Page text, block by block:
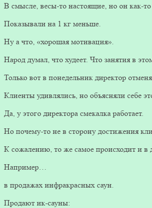
В смысле, весы-то настоящие, но он как-
Показывали на 1 кг меньше.
Ну а что, «хорошая мотивация».
Народ думал, что худеет. Что занятия в
Только вот в понедельник директор
Клиенты удивлялись, но объясняли себе
Да, у этого директора смекалка работает.
Но почему-то не в сторону достижения
К сожалению, то же самое происходит и в
Например…
в продажах инфракрасных саун.
Продают ик-сауны: